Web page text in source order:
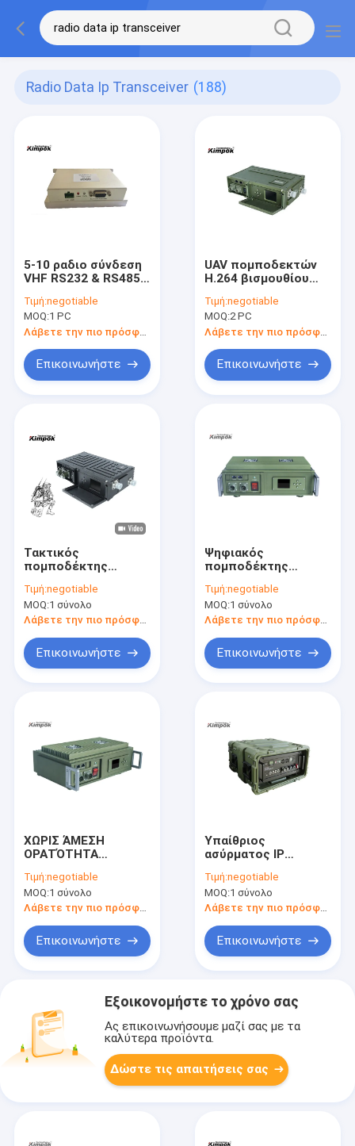
Radio Data Ip Transceiver (188)
5-10 ραδιο σύνδεση
VHF RS232 & RS485
πομποδεκτών
στοιχείων Watt IP
Τιμή:negotiable
MOQ:1 PC
Λάβετε την πιο πρόσφατη τιμή
Επικοινωνήστε
UAV πομποδεκτών
H.264 βισμουθίου
στοιχεία - συνδέστε
για το ρομπότ και τη
χαμηλή καθυστέρηση
Τιμή:negotiable
MOQ:2 PC
Επικοινωνήστε
Τακτικός
πομποδέκτης
COFDM IP, συσκευή
αποστολής σημάτων
τηλεοπτικών
δέκτης
Τιμή:negotiable
MOQ:1 σύνολο
Λάβετε την πιο πρόσφατη τιμή
Επικοινωνήστε
Ψηφιακός
πομποδέκτης
Ethernet, ασύρματα
τηλεοπτικά στοιχεία
- σύνδεση
Τιμή:negotiable
MOQ:1 σύνολο
Επικοινωνήστε
ΧΩΡΙΣ ΆΜΕΣΗ
ΟΡΑΤΌΤΗΤΑ
πομποδέκτης
τηλεχειρισμού,
τηλεοπτική σύνδεση
ποσοστού 2030km
Τιμή:negotiable
MOQ:1 σύνολο
Λάβετε την πιο πρόσφατη τιμή
Επικοινωνήστε
Υπαίθριος
ασύρματος IP
μακροχρόνιας σειράς
με το ακουστικό
βίντεο συστημάτων
Τιμή:negotiable
MOQ:1 σύνολο
Λάβετε την πιο πρόσφατη τιμή
Επικοινωνήστε
Εξοικονομήστε το χρόνο σας
Ας επικοινωνήσουμε μαζί σας με τα
καλύτερα προϊόντα.
Δώστε τις απαιτήσεις σας